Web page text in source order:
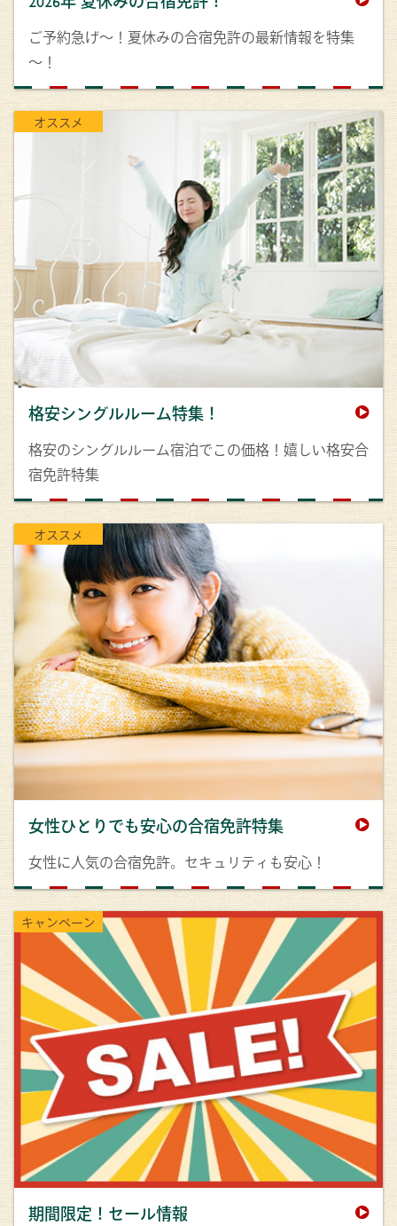
ご予約急げ～！夏休みの合宿免許の最新情報を特集
～！
オススメ
格安シングルルーム特集！
格安のシングルルーム宿泊でこの価格！嬉しい格安合
宿免許特集
オススメ
女性ひとりでも安心の合宿免許特集
女性に人気の合宿免許。セキュリティも安心！
キャンペーン
期間限定！セール情報